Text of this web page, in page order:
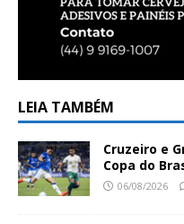
LEIA TAMBÉM
Cruzeiro e
Copa do
06/08/2026